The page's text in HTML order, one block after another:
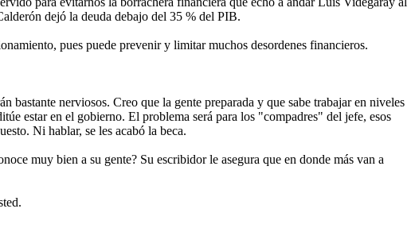
dejó la deuda debajo del 35 % del PIB.
pues puede prevenir y limitar muchos desordenes financieros.
bastante nerviosos. Creo que la gente preparada y que sabe trabajar en niveles
estar en el gobierno. El problema será para los "compadres" del jefe, esos
Ni hablar, se les acabó la beca.
muy bien a su gente? Su escribidor le asegura que en donde más van a